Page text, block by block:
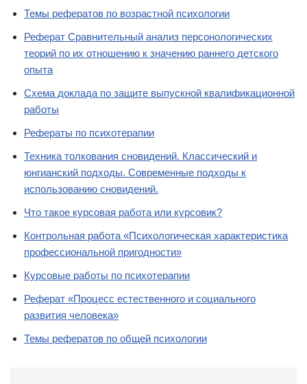
Темы рефератов по возрастной психологии
Реферат Сравнительный анализ персонологических
теорий по их отношению к значению раннего детского
опыта
Схема доклада по защите выпускной квалификационной
работы
Рефераты по психотерапии
Техника толкования сновидений. Классический и
юнгианский подходы. Современные подходы к
использованию сновидений.
Что такое курсовая работа или курсовик?
Контрольная работа «Психологическая характеристика
профессиональной пригодности»
Курсовые работы по психотерапии
Реферат «Процесс естественного и социального
развития человека»
Темы рефератов по общей психологии